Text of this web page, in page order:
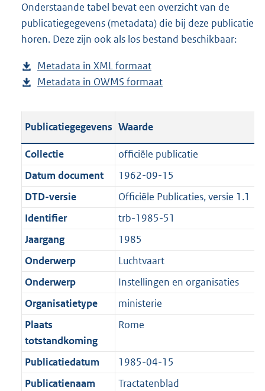
o
a
d
u
b
i
a
t
i
e
i
f
o
r
a
a
t
n
d
s
r
o
t
e
1
0
8
b
l
o
a
p
u
l
c
a
t
i
e
n
f
o
m
a
a
t
a
n
d
g
r
o
t
e
:
0
K
Onderstaande tabel bevat een overzicht van de
publicatiegegevens (metadata) die bij deze publicatie
horen. Deze zijn ook als los bestand beschikbaar:
Metadata in XML formaat
e
a
n
d
s
g
r
o
t
t
e
:
b
Metadata in OWMS formaat
a
n
d
s
g
r
o
t
t
K
b
Publicatiegegevens Waarde
Collectie
officiële publicatie
Datum document
1962-09-15
DTD-versie
Officiële Publicaties, versie 1.1
Identifier
trb-1985-51
Jaargang
1985
Onderwerp
Luchtvaart
Onderwerp
Instellingen en organisaties
Organisatietype
ministerie
Plaats
totstandkoming
Rome
Publicatiedatum
1985-04-15
Publicatienaam
Tractatenblad